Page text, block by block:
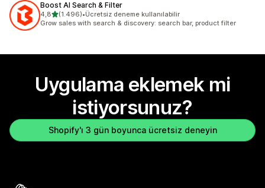
Boost AI Search & Filter
4,85 yıldız üzerinden
(1.496)
toplam 1496 değerlendirme
•Ücretsiz deneme kullanılabilir
Grow sales with search & discovery: search bar, product filter
Uygulama eklemek mi
istiyorsunuz?
Shopify'ı 3 gün boyunca ücretsiz deneyin